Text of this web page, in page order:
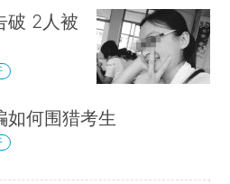
破 2人被
如何围猎考生